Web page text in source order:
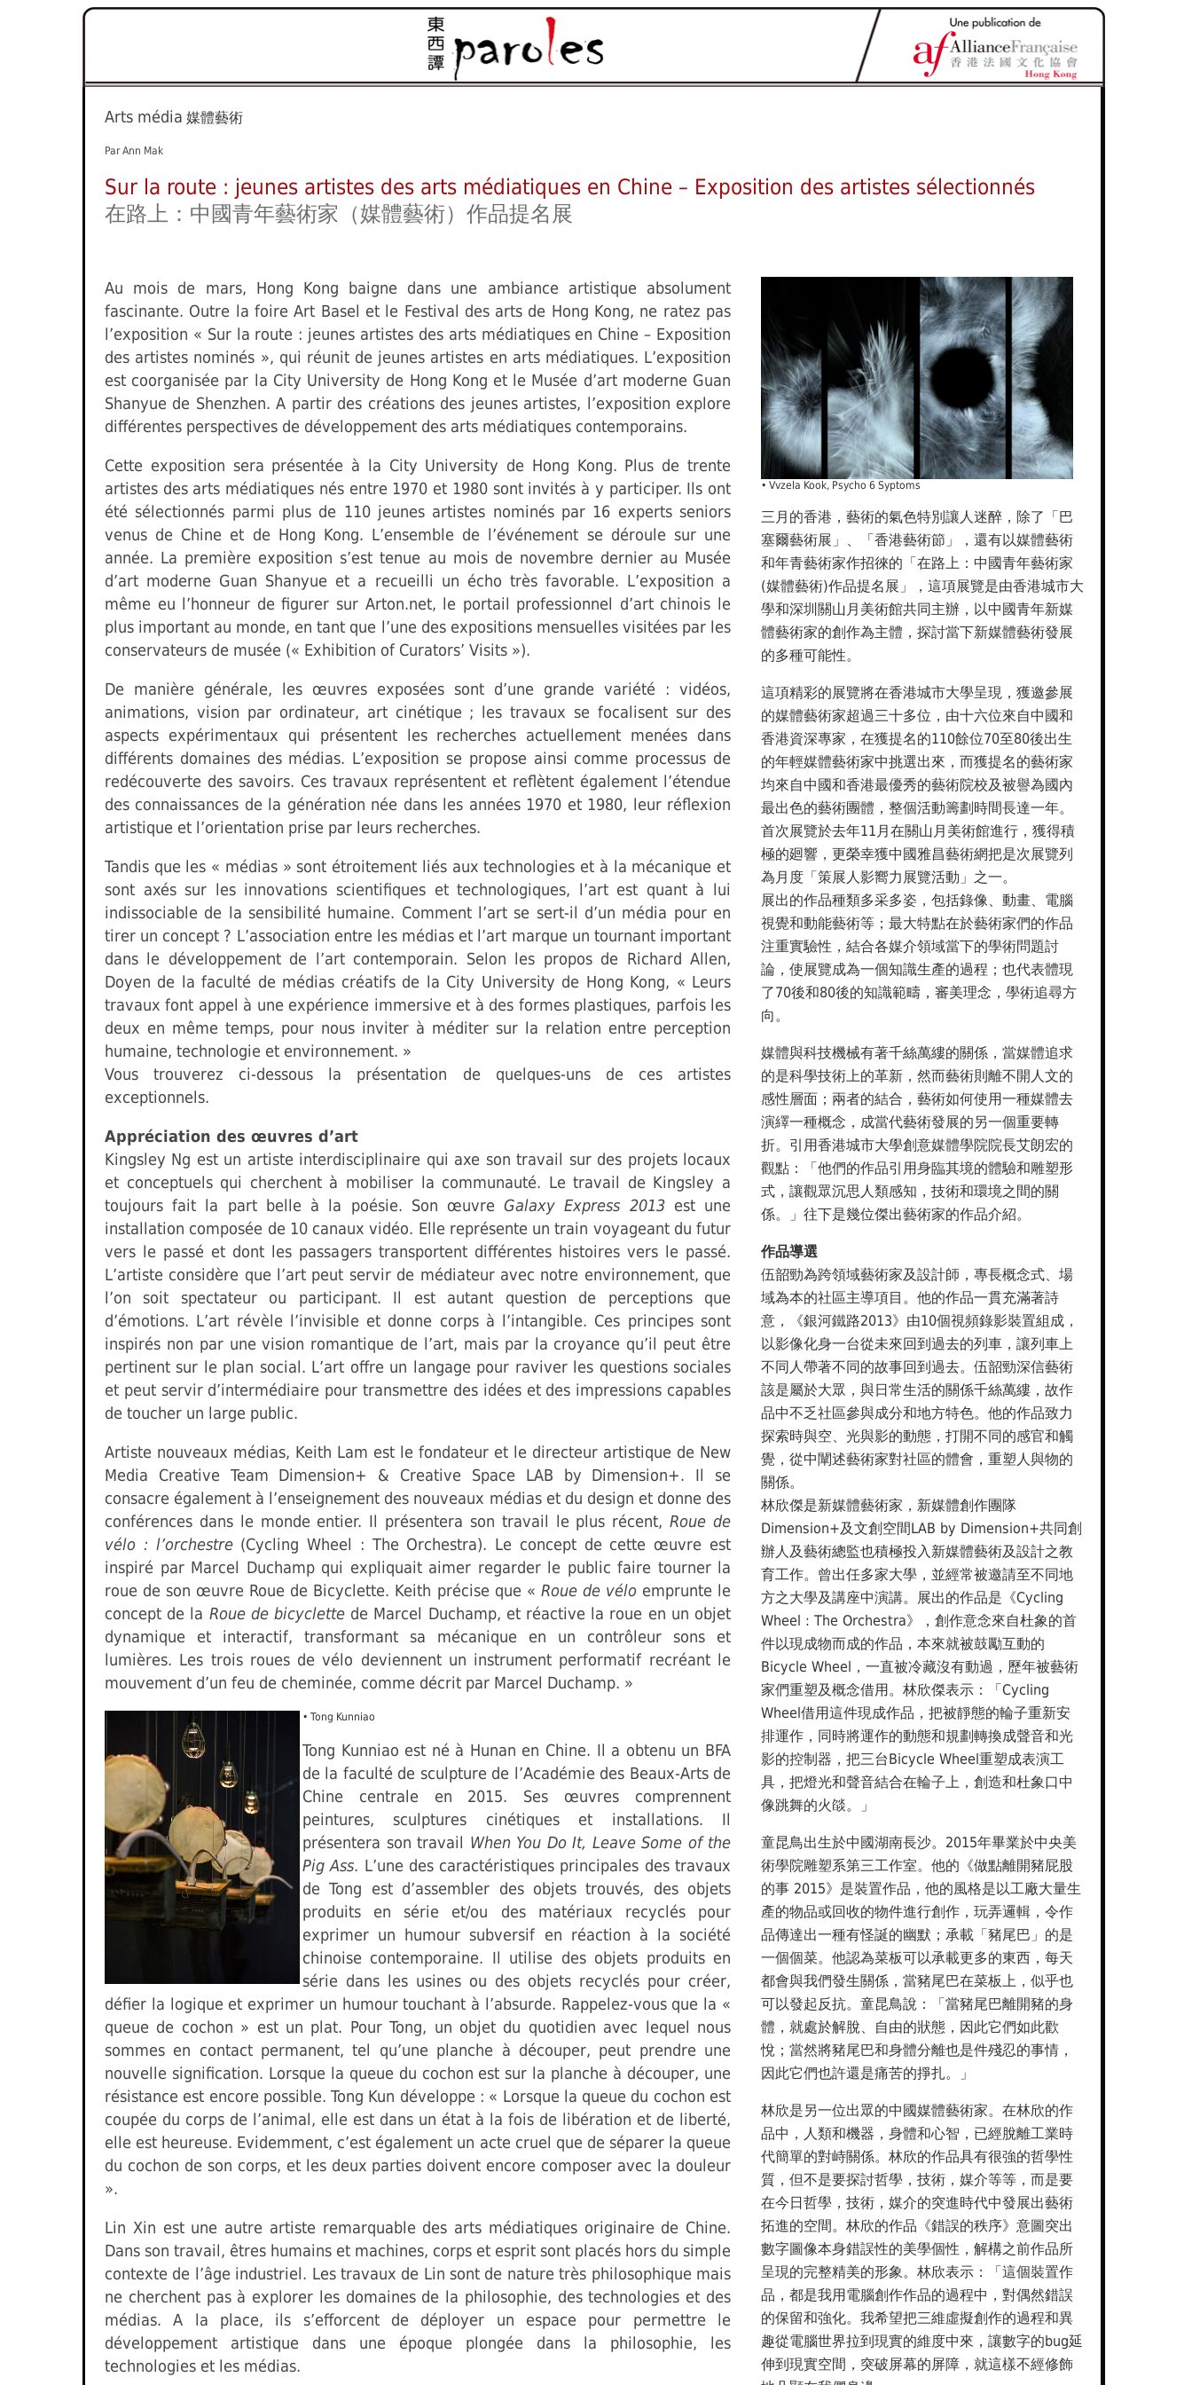
Arts média 媒體藝術
Par Ann Mak
Sur la route : jeunes artistes des arts médiatiques en Chine – Exposition des artistes sélectionnés
在路上：中國青年藝術家（媒體藝術）作品提名展
Au mois de mars, Hong Kong baigne dans une ambiance artistique absolument
fascinante. Outre la foire Art Basel et le Festival des arts de Hong Kong, ne ratez pas
l’exposition « Sur la route : jeunes artistes des arts médiatiques en Chine – Exposition
des artistes nominés », qui réunit de jeunes artistes en arts médiatiques. L’exposition
est coorganisée par la City University de Hong Kong et le Musée d’art moderne Guan
Shanyue de Shenzhen. A partir des créations des jeunes artistes, l’exposition explore
différentes perspectives de développement des arts médiatiques contemporains.
Cette exposition sera présentée à la City University de Hong Kong. Plus de trente
artistes des arts médiatiques nés entre 1970 et 1980 sont invités à y participer. Ils ont
été sélectionnés parmi plus de 110 jeunes artistes nominés par 16 experts seniors
venus de Chine et de Hong Kong. L’ensemble de l’événement se déroule sur une
année. La première exposition s’est tenue au mois de novembre dernier au Musée
d’art moderne Guan Shanyue et a recueilli un écho très favorable. L’exposition a
même eu l’honneur de figurer sur Arton.net, le portail professionnel d’art chinois le
plus important au monde, en tant que l’une des expositions mensuelles visitées par les
conservateurs de musée (« Exhibition of Curators’ Visits »).
De manière générale, les œuvres exposées sont d’une grande variété : vidéos,
animations, vision par ordinateur, art cinétique ; les travaux se focalisent sur des
aspects expérimentaux qui présentent les recherches actuellement menées dans
différents domaines des médias. L’exposition se propose ainsi comme processus de
redécouverte des savoirs. Ces travaux représentent et reflètent également l’étendue
des connaissances de la génération née dans les années 1970 et 1980, leur réflexion
artistique et l’orientation prise par leurs recherches.
Tandis que les « médias » sont étroitement liés aux technologies et à la mécanique et
sont axés sur les innovations scientifiques et technologiques, l’art est quant à lui
indissociable de la sensibilité humaine. Comment l’art se sert-il d’un média pour en
tirer un concept ? L’association entre les médias et l’art marque un tournant important
dans le développement de l’art contemporain. Selon les propos de Richard Allen,
Doyen de la faculté de médias créatifs de la City University de Hong Kong, « Leurs
travaux font appel à une expérience immersive et à des formes plastiques, parfois les
deux en même temps, pour nous inviter à méditer sur la relation entre perception
humaine, technologie et environnement. »
Vous trouverez ci-dessous la présentation de quelques-uns de ces artistes
exceptionnels.
Appréciation des œuvres d’art
Kingsley Ng est un artiste interdisciplinaire qui axe son travail sur des projets locaux
et conceptuels qui cherchent à mobiliser la communauté. Le travail de Kingsley a
toujours fait la part belle à la poésie. Son œuvreGalaxy Express 2013est une
installation composée de 10 canaux vidéo. Elle représente un train voyageant du futur
vers le passé et dont les passagers transportent différentes histoires vers le passé.
L’artiste considère que l’art peut servir de médiateur avec notre environnement, que
l’on soit spectateur ou participant. Il est autant question de perceptions que
d’émotions. L’art révèle l’invisible et donne corps à l’intangible. Ces principes sont
inspirés non par une vision romantique de l’art, mais par la croyance qu’il peut être
pertinent sur le plan social. L’art offre un langage pour raviver les questions sociales
et peut servir d’intermédiaire pour transmettre des idées et des impressions capables
de toucher un large public.
Artiste nouveaux médias, Keith Lam est le fondateur et le directeur artistique de New
Media Creative Team Dimension+ & Creative Space LAB by Dimension+. Il se
consacre également à l’enseignement des nouveaux médias et du design et donne des
conférences dans le monde entier. Il présentera son travail le plus récent,Roue de
vélo : l’orchestre(Cycling Wheel : The Orchestra). Le concept de cette œuvre est
inspiré par Marcel Duchamp qui expliquait aimer regarder le public faire tourner la
roue de son œuvre Roue de Bicyclette. Keith précise que « Roue de véloemprunte le
concept de la Roue de bicyclette de Marcel Duchamp, et réactive la roue en un objet
dynamique et interactif, transformant sa mécanique en un contrôleur sons et
lumières. Les trois roues de vélo deviennent un instrument performatif recréant le
mouvement d’un feu de cheminée, comme décrit par Marcel Duchamp. »
• Tong Kunniao
Tong Kunniao est né à Hunan en Chine. Il a obtenu un BFA
de la faculté de sculpture de l’Académie des Beaux-Arts de
Chine centrale en 2015. Ses œuvres comprennent
peintures, sculptures cinétiques et installations. Il
présentera son travail When You Do It, Leave Some of the
Pig Ass. L’une des caractéristiques principales des travaux
de Tong est d’assembler des objets trouvés, des objets
produits en série et/ou des matériaux recyclés pour
exprimer un humour subversif en réaction à la société
chinoise contemporaine. Il utilise des objets produits en
série dans les usines ou des objets recyclés pour créer,
défier la logique et exprimer un humour touchant à l’absurde. Rappelez-vous que la «
queue de cochon » est un plat. Pour Tong, un objet du quotidien avec lequel nous
sommes en contact permanent, tel qu’une planche à découper, peut prendre une
nouvelle signification. Lorsque la queue du cochon est sur la planche à découper, une
résistance est encore possible. Tong Kun développe : « Lorsque la queue du cochon est
coupée du corps de l’animal, elle est dans un état à la fois de libération et de liberté,
elle est heureuse. Evidemment, c’est également un acte cruel que de séparer la queue
du cochon de son corps, et les deux parties doivent encore composer avec la douleur
».
Lin Xin est une autre artiste remarquable des arts médiatiques originaire de Chine.
Dans son travail, êtres humains et machines, corps et esprit sont placés hors du simple
contexte de l’âge industriel. Les travaux de Lin sont de nature très philosophique mais
ne cherchent pas à explorer les domaines de la philosophie, des technologies et des
médias. A la place, ils s’efforcent de déployer un espace pour permettre le
développement artistique dans une époque plongée dans la philosophie, les
technologies et les médias.
• Vvzela Kook, Psycho 6 Syptoms
三月的香港，藝術的氣色特別讓人迷醉，除了「巴
塞爾藝術展」、「香港藝術節」，還有以媒體藝術
和年青藝術家作招徠的「在路上：中國青年藝術家
(媒體藝術)作品提名展」，這項展覽是由香港城市大
學和深圳關山月美術館共同主辦，以中國青年新媒
體藝術家的創作為主體，探討當下新媒體藝術發展
的多種可能性。
這項精彩的展覽將在香港城市大學呈現，獲邀參展
的媒體藝術家超過三十多位，由十六位來自中國和
香港資深專家，在獲提名的110餘位70至80後出生
的年輕媒體藝術家中挑選出來，而獲提名的藝術家
均來自中國和香港最優秀的藝術院校及被譽為國內
最出色的藝術團體，整個活動籌劃時間長達一年。
首次展覽於去年11月在關山月美術館進行，獲得積
極的廻響，更榮幸獲中國雅昌藝術網把是次展覽列
為月度「策展人影嚮力展覽活動」之一。
展出的作品種類多采多姿，包括錄像、動畫、電腦
視覺和動能藝術等；最大特點在於藝術家們的作品
注重實驗性，結合各媒介領域當下的學術問題討
論，使展覽成為一個知識生產的過程；也代表體現
了70後和80後的知識範疇，審美理念，學術追尋方
向。
媒體與科技機械有著千絲萬縷的關係，當媒體追求
的是科學技術上的革新，然而藝術則離不開人文的
感性層面；兩者的結合，藝術如何使用一種媒體去
演繹一種概念，成當代藝術發展的另一個重要轉
折。引用香港城市大學創意媒體學院院長艾朗宏的
觀點：「他們的作品引用身臨其境的體驗和雕塑形
式，讓觀眾沉思人類感知，技術和環境之間的關
係。」往下是幾位傑出藝術家的作品介紹。
作品導選
伍韶勁為跨領域藝術家及設計師，專長概念式、場
域為本的社區主導項目。他的作品一貫充滿著詩
意，《銀河鐵路2013》由10個視頻錄影裝置組成，
以影像化身一台從未來回到過去的列車，讓列車上
不同人帶著不同的故事回到過去。伍韶勁深信藝術
該是屬於大眾，與日常生活的關係千絲萬縷，故作
品中不乏社區參與成分和地方特色。他的作品致力
探索時與空、光與影的動態，打開不同的感官和觸
覺，從中闡述藝術家對社區的體會，重塑人與物的
關係。
林欣傑是新媒體藝術家，新媒體創作團隊
Dimension+及文創空間LAB by Dimension+共同創
辦人及藝術總監也積極投入新媒體藝術及設計之教
育工作。曾出任多家大學，並經常被邀請至不同地
方之大學及講座中演講。展出的作品是《Cycling
Wheel : The Orchestra》，創作意念來自杜象的首
件以現成物而成的作品，本來就被鼓勵互動的
Bicycle Wheel，一直被冷藏沒有動過，歷年被藝術
家們重塑及概念借用。林欣傑表示：「Cycling
Wheel借用這件現成作品，把被靜態的輪子重新安
排運作，同時將運作的動態和規劃轉換成聲音和光
影的控制器，把三台Bicycle Wheel重塑成表演工
具，把燈光和聲音結合在輪子上，創造和杜象口中
像跳舞的火燄。」
童昆鳥出生於中國湖南長沙。2015年畢業於中央美
術學院雕塑系第三工作室。他的《做點離開豬屁股
的事 2015》是裝置作品，他的風格是以工廠大量生
產的物品或回收的物件進行創作，玩弄邏輯，令作
品傳達出一種有怪誕的幽默；承載「豬尾巴」的是
一個個菜。他認為菜板可以承載更多的東西，每天
都會與我們發生關係，當豬尾巴在菜板上，似乎也
可以發起反抗。童昆鳥說：「當豬尾巴離開豬的身
體，就處於解脫、自由的狀態，因此它們如此歡
悅；當然將豬尾巴和身體分離也是件殘忍的事情，
因此它們也許還是痛苦的掙扎。」
林欣是另一位出眾的中國媒體藝術家。在林欣的作
品中，人類和機器，身體和心智，已經脫離工業時
代簡單的對峙關係。林欣的作品具有很強的哲學性
質，但不是要探討哲學，技術，媒介等等，而是要
在今日哲學，技術，媒介的突進時代中發展出藝術
拓進的空間。林欣的作品《錯誤的秩序》意圖突出
數字圖像本身錯誤性的美學個性，解構之前作品所
呈現的完整精美的形象。林欣表示：「這個裝置作
品，都是我用電腦創作作品的過程中，對偶然錯誤
的保留和強化。我希望把三維虛擬創作的過程和異
趣從電腦世界拉到現實的維度中來，讓數字的bug延
伸到現實空間，突破屏幕的屏障，就這樣不經修飾